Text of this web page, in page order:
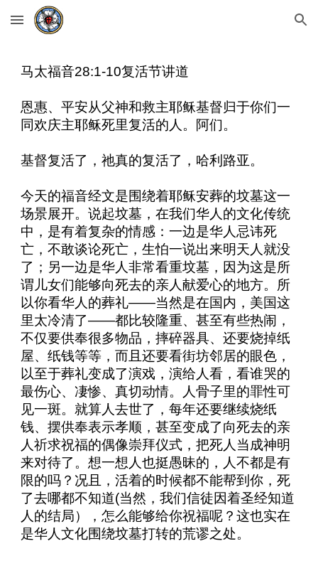
Skip to main content Skip to navigation
马太福音28:1-10复活节讲道
恩惠、平安从父神和救主耶稣基督归于你们一
同欢庆主耶稣死里复活的人。阿们。
基督复活了，祂真的复活了，哈利路亚。
今天的福音经文是围绕着耶稣安葬的坟墓这一
场景展开。说起坟墓，在我们华人的文化传统
中，是有着复杂的情感：一边是华人忌讳死
亡，不敢谈论死亡，生怕一说出来明天人就没
了；另一边是华人非常看重坟墓，因为这是所
谓儿女们能够向死去的亲人献爱心的地方。所
以你看华人的葬礼——当然是在国内，美国这
里太冷清了——都比较隆重、甚至有些热闹，
不仅要供奉很多物品，摔碎器具、还要烧掉纸
屋、纸钱等等，而且还要看街坊邻居的眼色，
以至于葬礼变成了演戏，演给人看，看谁哭的
最伤心、凄惨、真切动情。人骨子里的罪性可
见一斑。就算人去世了，每年还要继续烧纸
钱、摆供奉表示孝顺，甚至变成了向死去的亲
人祈求祝福的偶像崇拜仪式，把死人当成神明
来对待了。想一想人也挺愚昧的，人不都是有
限的吗？况且，活着的时候都不能帮到你，死
了去哪都不知道(当然，我们信徒因着圣经知道
人的结局），怎么能够给你祝福呢？这也实在
是华人文化围绕坟墓打转的荒谬之处。